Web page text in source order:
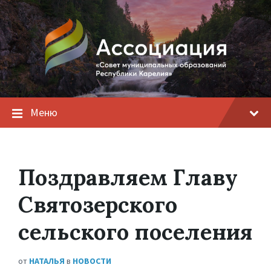
Меню
Поздравляем Главу
Святозерского
сельского поселения
от НАТАЛЬЯ в НОВОСТИ